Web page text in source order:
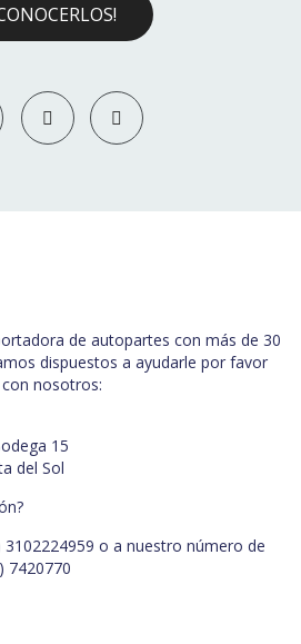
de autopartes con más de 30
dispuestos a ayudarle por favor
nosotros:
15
del Sol
o a nuestro número de
7420770